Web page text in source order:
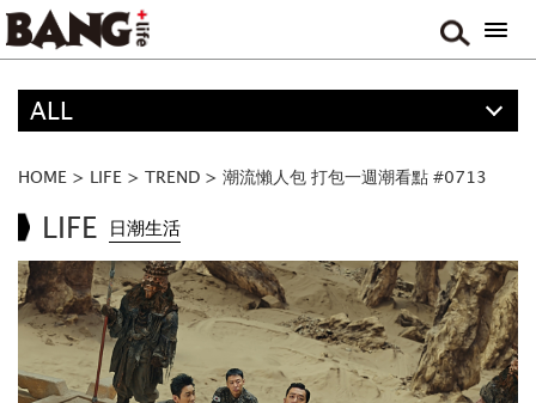
ALL
FOOD
MOVIE & DRAMA
TRAVEL
MUSIC
HOME > LIFE > TREND > 潮流懶人包 打包一週潮看點 #0713
LIFE 日潮生活